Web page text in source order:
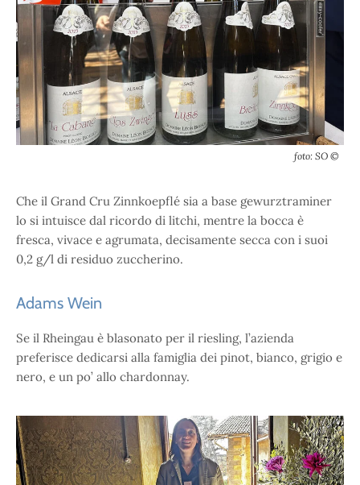
foto: SO ©
Che il Grand Cru Zinnkoepflé sia a base gewurztraminer
lo si intuisce dal ricordo di litchi, mentre la bocca è
fresca, vivace e agrumata, decisamente secca con i suoi
0,2 g/l di residuo zuccherino.
Adams Wein
Se il Rheingau è blasonato per il riesling, l’azienda
preferisce dedicarsi alla famiglia dei pinot, bianco, grigio e
nero, e un po’ allo chardonnay.